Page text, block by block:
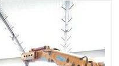
设备包装
起重吊装